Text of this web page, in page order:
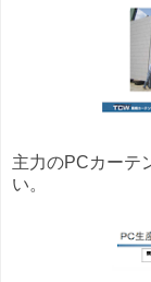
主力のPCカーテ
い。